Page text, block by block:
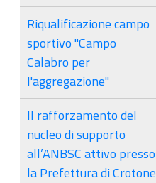
Riqualificazione campo
sportivo "Campo
Calabro per
l'aggregazione"
Il rafforzamento del
nucleo di supporto
all’ANBSC attivo presso
la Prefettura di Crotone